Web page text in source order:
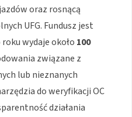
oraz rosnącą
UFG. Fundusz jest
wydaje około 100
związane z
lub nieznanych
do weryfikacji OC
działania